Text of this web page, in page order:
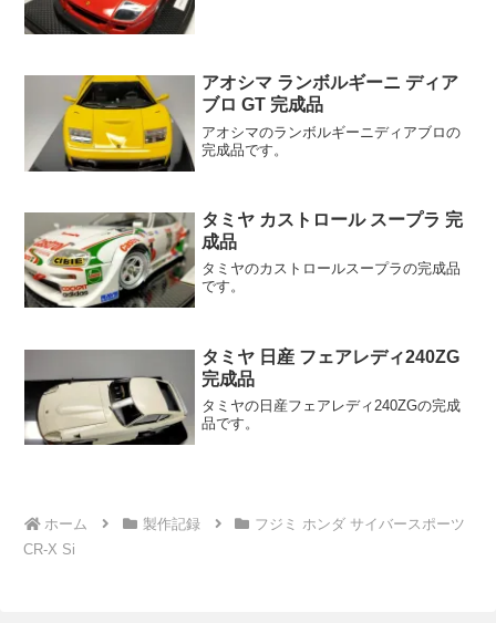
アオシマ ランボルギーニ ディア
ブロ GT 完成品
アオシマのランボルギーニディアブロの
完成品です。
タミヤ カストロール スープラ 完
成品
タミヤのカストロールスープラの完成品
です。
タミヤ 日産 フェアレディ240ZG
完成品
タミヤの日産フェアレディ240ZGの完成
品です。
ホーム 製作記録
フジミ ホンダ サイバースポーツ
CR-X Si